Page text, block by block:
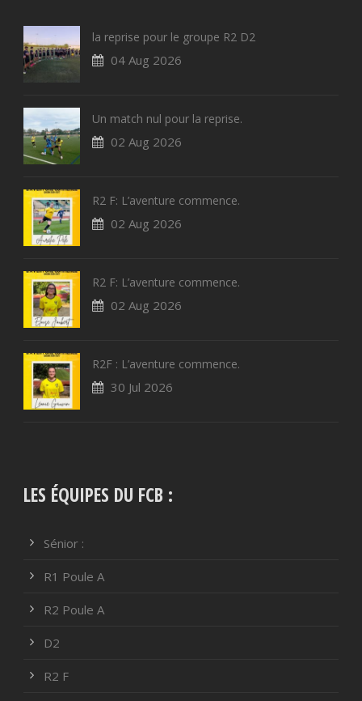
la reprise pour le groupe R2 D2
04 Aug 2026
Un match nul pour la reprise.
02 Aug 2026
R2 F: L’aventure commence.
02 Aug 2026
R2 F: L’aventure commence.
02 Aug 2026
R2F : L’aventure commence.
30 Jul 2026
LES ÉQUIPES DU FCB :
Sénior :
R1 Poule A
R2 Poule A
D2
R2 F